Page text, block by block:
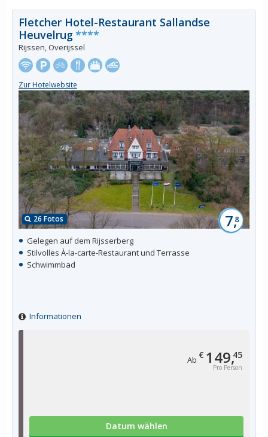
Ab € 149,45
Pro Person
Datum wählen
26 Fotos 7,8
Fletcher Hotel-Restaurant Sallandse
Heuvelrug****
Rijssen, Overijssel
Zur Hotelwebsite
Gelegen auf dem Rijsserberg
Stilvolles À-la-carte-Restaurant und Terrasse
Schwimmbad
Informationen